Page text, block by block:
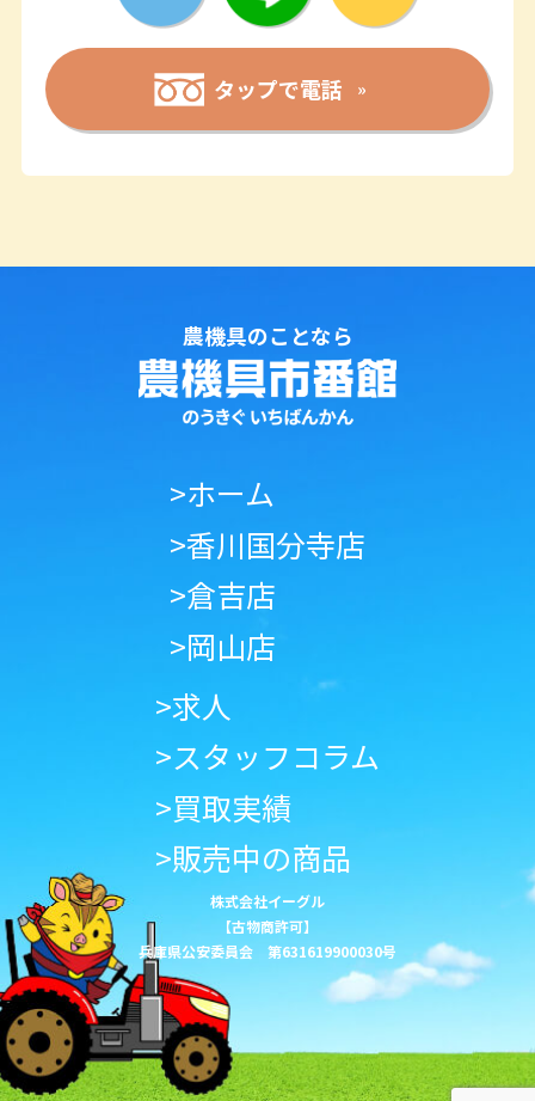
タップで電話
農機具のことなら
>ホーム
>香川国分寺店
>倉吉店
>岡山店
>求人
>スタッフコラム
>買取実績
>販売中の商品
株式会社イーグル
【古物商許可】
兵庫県公安委員会 第631619900030号